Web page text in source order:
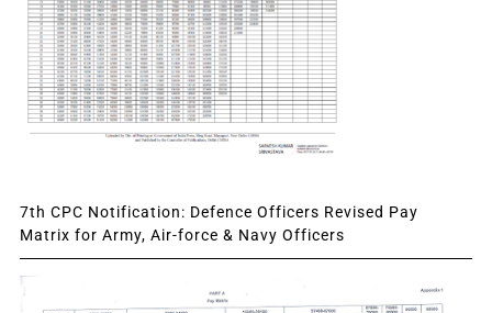
7th CPC Notification: Defence Officers Revised Pay
Matrix for Army, Air-force & Navy Officers